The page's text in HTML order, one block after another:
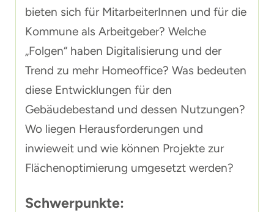
bieten sich für MitarbeiterInnen und für die
Kommune als Arbeitgeber? Welche
„Folgen“ haben Digitalisierung und der
Trend zu mehr Homeoffice? Was bedeuten
diese Entwicklungen für den
Gebäudebestand und dessen Nutzungen?
Wo liegen Herausforderungen und
inwieweit und wie können Projekte zur
Flächenoptimierung umgesetzt werden?
Schwerpunkte: